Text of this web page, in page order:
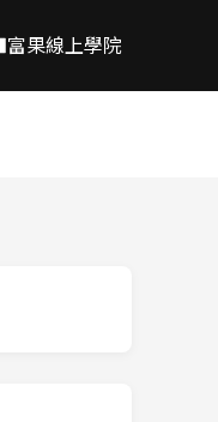
富果線上學院